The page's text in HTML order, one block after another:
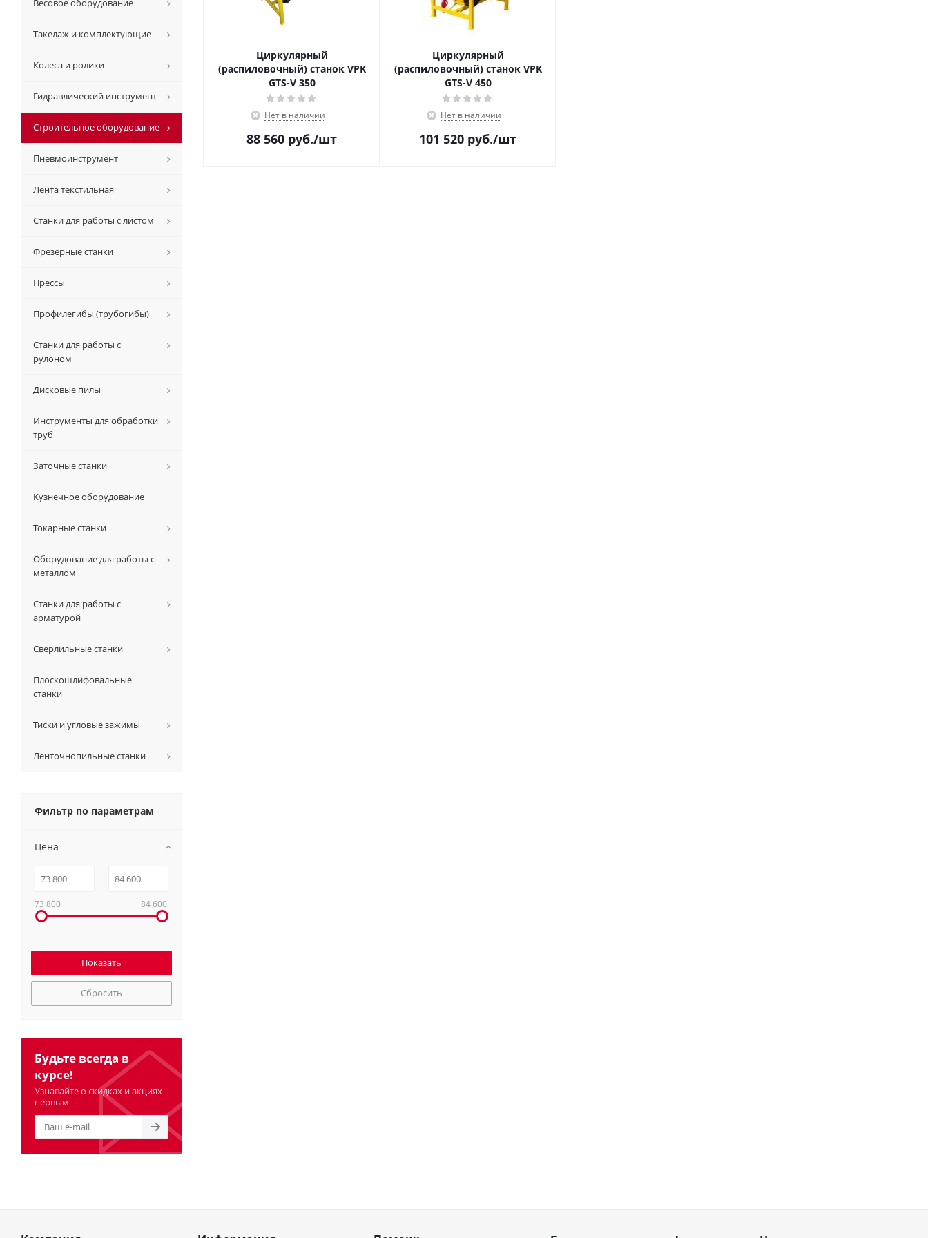
Циркулярный
(распиловочный) станок VPK
GTS-V 350
Нет в наличии
88 560 руб./шт
Циркулярный
(распиловочный) станок VPK
GTS-V 450
Нет в наличии
101 520 руб./шт
Весовое оборудование
Такелаж и комплектующие
Колеса и ролики
Гидравлический инструмент
Строительное оборудование
Пневмоинструмент
Лента текстильная
Станки для работы с листом
Фрезерные станки
Прессы
Профилегибы (трубогибы)
Станки для работы с
рулоном
Дисковые пилы
Инструменты для обработки
труб
Заточные станки
Кузнечное оборудование
Токарные станки
Оборудование для работы с
металлом
Станки для работы с
арматурой
Сверлильные станки
Плоскошлифовальные
станки
Тиски и угловые зажимы
Ленточнопильные станки
Фильтр по параметрам
Цена
73 800 84 600
Сбросить
Будьте всегда в
курсе!
Узнавайте о скидках и акциях
первым